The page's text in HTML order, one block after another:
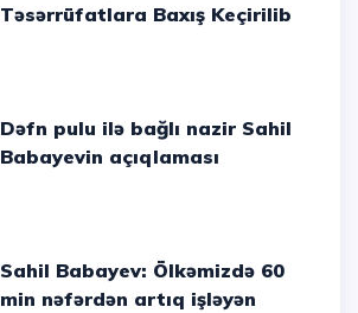
Təsərrüfatlara Baxış Keçirilib
Dəfn pulu ilə bağlı nazir Sahil
Babayevin açıqlaması
Sahil Babayev: Ölkəmizdə 60
min nəfərdən artıq işləyən